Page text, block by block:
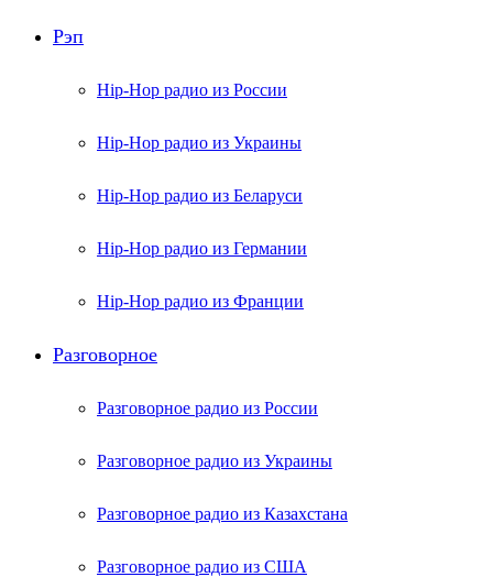
Рэп
Hip-Hop радио из России
Hip-Hop радио из Украины
Hip-Hop радио из Беларуси
Hip-Hop радио из Германии
Hip-Hop радио из Франции
Разговорное
Разговорное радио из России
Разговорное радио из Украины
Разговорное радио из Казахстана
Разговорное радио из США